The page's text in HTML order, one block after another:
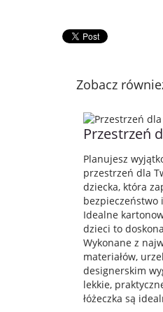
Zobacz
Przestrzeń
Planujesz
przestrzeń dla
dziecka, która
bezpieczeństwo
Idealne
dzieci to
Wykonane z
materiałów,
designerskim
lekkie,
łóżeczka są